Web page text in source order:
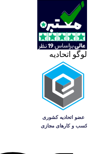
لوگو اتحادیه